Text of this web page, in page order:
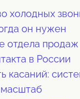
холодных
он нужен
отдела продаж
в России
касаний: